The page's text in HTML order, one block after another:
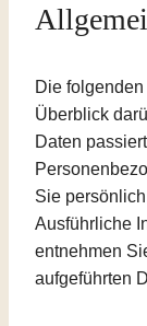
Die
Überblick
Daten
Sie
Ausführliche
entnehmen
aufgeführten